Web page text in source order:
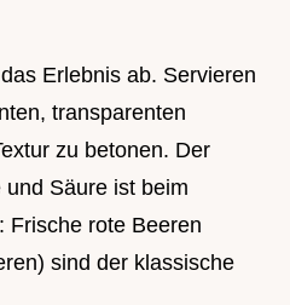
Erlebnis ab. Servieren
transparenten
zu betonen. Der
Säure ist beim
Frische rote Beeren
sind der klassische